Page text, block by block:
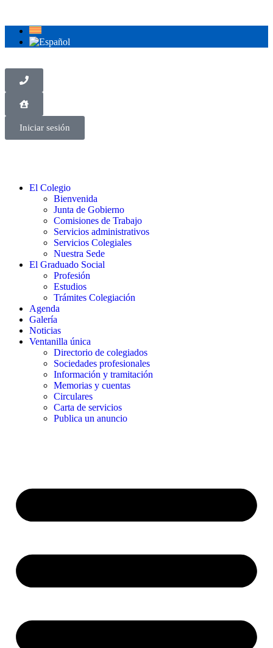
Iniciar sesión
El Colegio
Bienvenida
Junta de Gobierno
Comisiones de Trabajo
Servicios administrativos
Servicios Colegiales
Nuestra Sede
El Graduado Social
Profesión
Estudios
Trámites Colegiación
Agenda
Galería
Noticias
Ventanilla única
Directorio de colegiados
Sociedades profesionales
Información y tramitación
Memorias y cuentas
Circulares
Carta de servicios
Publica un anuncio